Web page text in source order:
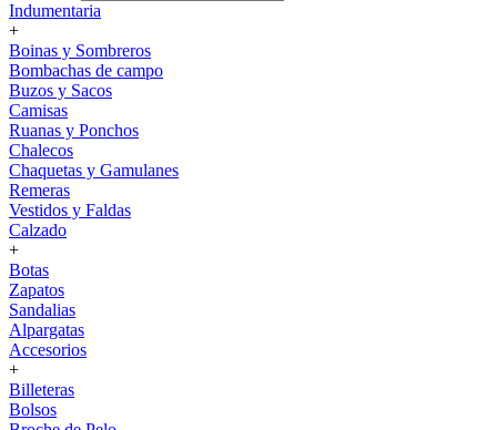
Indumentaria
+
Boinas y Sombreros
Bombachas de campo
Buzos y Sacos
Camisas
Ruanas y Ponchos
Chalecos
Chaquetas y Gamulanes
Remeras
Vestidos y Faldas
Calzado
+
Botas
Zapatos
Sandalias
Alpargatas
Accesorios
+
Billeteras
Bolsos